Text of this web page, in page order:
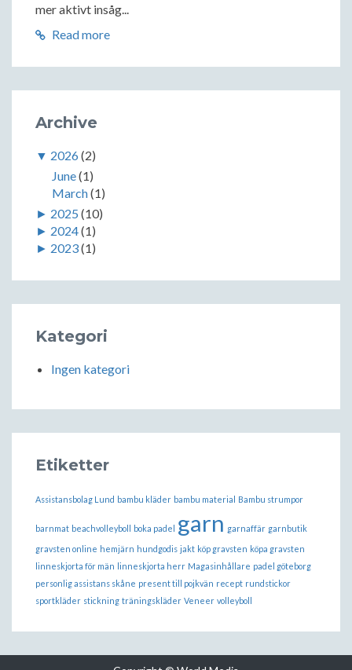
mer aktivt insåg...
Read more
Archive
▼ 2026(2)
June(1)
March(1)
► 2025 (10)
► 2024(1)
► 2023(1)
Kategori
Ingen kategori
Etiketter
Assistansbolag Lund bambu kläder bambu material Bambu strumpor
barnmat beachvolleyboll boka padel garn garnaffär garnbutik
gravsten online hemjärn hundgodis jakt köp gravsten köpa gravsten
linneskjorta för män linneskjorta herr Magasinhållare padel göteborg
personlig assistans skåne present till pojkvän recept rundstickor
sportkläder stickning träningskläder Veneer volleyboll